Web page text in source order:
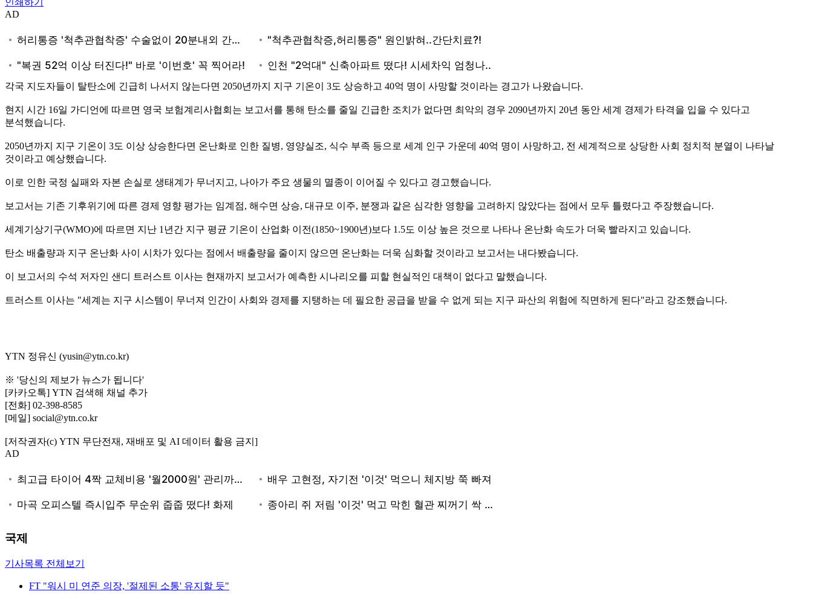
AD
각국 지도자들이 탈탄소에 긴급히 나서지 않는다면 2050년까지 지구 기온이 3도 상승하고 40억 명이 사망할 것이라는 경고가 나왔습니다.
현지 시간 16일 가디언에 따르면 영국 보험계리사협회는 보고서를 통해 탄소를 줄일 긴급한 조치가 없다면 최악의 경우 2090년까지 20년 동안 세계 경제가 타격을 입을 수 있다고
분석했습니다.
2050년까지 지구 기온이 3도 이상 상승한다면 온난화로 인한 질병, 영양실조, 식수 부족 등으로 세계 인구 가운데 40억 명이 사망하고, 전 세계적으로 상당한 사회 정치적 분열이 나타날
것이라고 예상했습니다.
이로 인한 국정 실패와 자본 손실로 생태계가 무너지고, 나아가 주요 생물의 멸종이 이어질 수 있다고 경고했습니다.
보고서는 기존 기후위기에 따른 경제 영향 평가는 임계점, 해수면 상승, 대규모 이주, 분쟁과 같은 심각한 영향을 고려하지 않았다는 점에서 모두 틀렸다고 주장했습니다.
세계기상기구(WMO)에 따르면 지난 1년간 지구 평균 기온이 산업화 이전(1850~1900년)보다 1.5도 이상 높은 것으로 나타나 온난화 속도가 더욱 빨라지고 있습니다.
탄소 배출량과 지구 온난화 사이 시차가 있다는 점에서 배출량을 줄이지 않으면 온난화는 더욱 심화할 것이라고 보고서는 내다봤습니다.
이 보고서의 수석 저자인 샌디 트러스트 이사는 현재까지 보고서가 예측한 시나리오를 피할 현실적인 대책이 없다고 말했습니다.
트러스트 이사는 "세계는 지구 시스템이 무너져 인간이 사회와 경제를 지탱하는 데 필요한 공급을 받을 수 없게 되는 지구 파산의 위험에 직면하게 된다"라고 강조했습니다.
YTN 정유신 (yusin@ytn.co.kr)
※ '당신의 제보가 뉴스가 됩니다'
[카카오톡] YTN 검색해 채널 추가
[전화] 02-398-8585
[메일] social@ytn.co.kr
[저작권자(c) YTN 무단전재, 재배포 및 AI 데이터 활용 금지]
AD
국제
기사목록 전체보기
FT "워시 미 연준 의장, '절제된 소통' 유지할 듯"